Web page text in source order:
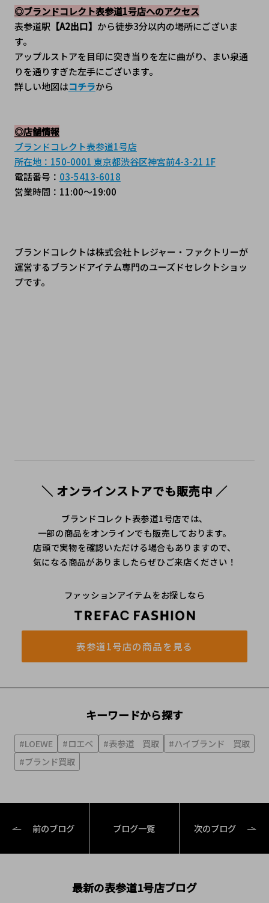
◎ブランドコレクト表参道1号店へのアクセス
表参道駅 【A2出口】 から徒歩3分以内の場所にございま
す。
アップルストアを目印に突き当りを左に曲がり、まい泉通
りを通りすぎた左手にございます。
詳しい地図はコチラから
◎店舗情報
ブランドコレクト表参道1号店
所在地：150-0001 東京都渋谷区神宮前4-3-21 1F
電話番号： 03-5413-6018
営業時間：11:00～19:00
ブランドコレクトは株式会社トレジャー・ファクトリーが
運営するブランドアイテム専門のユーズドセレクトショッ
プです。
＼ オンラインストアでも販売中 ／
ブランドコレクト表参道1号店では、
一部の商品をオンラインでも販売しております。
店頭で実物を確認いただける場合もありますので、
気になる商品がありましたらぜひご来店ください！
ファッションアイテムをお探しなら
表参道1号店の商品を見る
キーワードから探す
#LOEWE #ロエベ #表参道 買取
#ハイブランド 買取
#ブランド買取
前のブログ ブログ一覧 次のブログ
最新の表参道1号店ブログ